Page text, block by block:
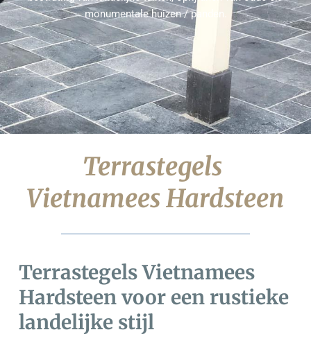
monumentale huizen / panden.
Terrastegels
Vietnamees Hardsteen
Terrastegels Vietnamees
Hardsteen voor een rustieke
landelijke stijl